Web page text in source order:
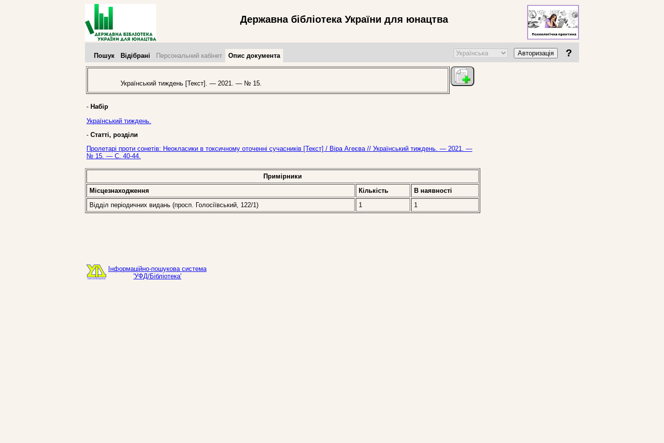
Державна бібліотека України для юнацтва
Пошук Відібрані Персональний кабінет Опис документа Авторизація ?
Український тиждень [Текст]. — 2021. — № 15.
- Набір
Український тиждень.
- Статті, розділи
Пролетарі проти сонетів: Неокласики в токсичному оточенні сучасників [Текст] / Віра Агеєва // Український тиждень. — 2021. —
№ 15. — С. 40-44.
Примірники
Місцезнаходження
Кількість
В наявностi
Відділ періодичних видань (просп. Голосіївський, 122/1)
1 1
Інформаційно-пошукова система
'УФД/Бібліотека'